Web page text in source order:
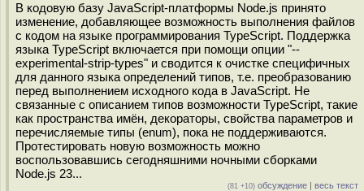
В кодовую базу JavaScript-платформы Node.js принято
изменение, добавляющее возможность выполнения файлов
с кодом на языке программирования TypeScript. Поддержка
языка TypeScript включается при помощи опции "--
experimental-strip-types" и сводится к очистке специфичных
для данного языка определений типов, т.е. преобразованию
перед выполнением исходного кода в JavaScript. Не
связанные с описанием типов возможности TypeScript, такие
как пространства имён, декораторы, свойства параметров и
перечисляемые типы (enum), пока не поддерживаются.
Протестировать новую возможность можно
воспользовавшись сегодняшними ночными сборками
Node.js 23...
(81 +10) обсуждение | весь текст